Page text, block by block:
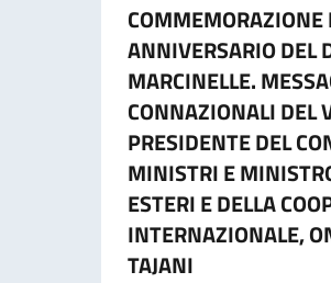
COMMEMORAZIONE
ANNIVERSARIO DEL
MARCINELLE.
CONNAZIONALI DEL
PRESIDENTE DEL
MINISTRI E
ESTERI E DELLA
INTERNAZIONALE,
TAJANI